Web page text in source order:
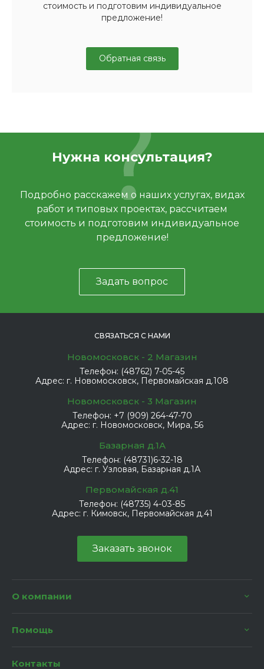
стоимость и подготовим индивидуальное
предложение!
Обратная связь
Нужна консультация?
Подробно расскажем о наших услугах, видах
работ и типовых проектах, рассчитаем
стоимость и подготовим индивидуальное
предложение!
Задать вопрос
СВЯЗАТЬСЯ С НАМИ
Новомосковск - 2 Магазин
Телефон: (48762) 7-05-45
Адрес: г. Новомосковск, Первомайская д.108
Новомосковск - 3 Магазин
Телефон: +7 (909) 264-47-70
Адрес: г. Новомосковск, Мира, 56
Базарная д.1А
Телефон: (48731)6-32-18
Адрес: г. Узловая, Базарная д.1А
Первомайская д.41
Телефон: (48735) 4-03-85
Адрес: г. Кимовск, Первомайская д.41
Заказать звонок
О компании
Помощь
Контакты